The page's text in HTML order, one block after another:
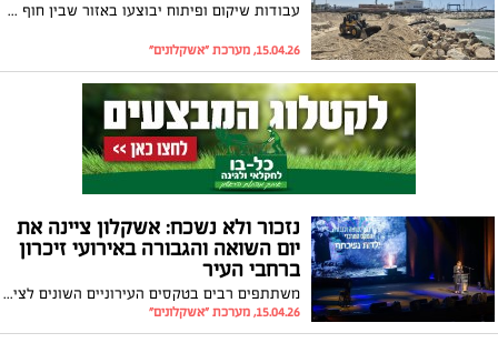
עבודות שיקום ופיתוח יבוצעו באזור שבין חוף בר כוכבא למרינה; תיתכן סגירה לסירוגין של חוף בר כוכבא במהלך התקופה
15.04.26, מערכת "אשקלונים"
נזכור ולא נשכח: אשקלון ציינה את
יום השואה והגבורה באירועי זיכרון
ברחבי העיר
משתתפים רבים בטקסים העירוניים השונים לציון יום הזיכרון לשואה ולגבורה לזכר ששת מיליון היהודים שנרצחו בשואה ולמען הנצחת סיפורי הגבורה והתקומה
15.04.26, מערכת "אשקלונים"